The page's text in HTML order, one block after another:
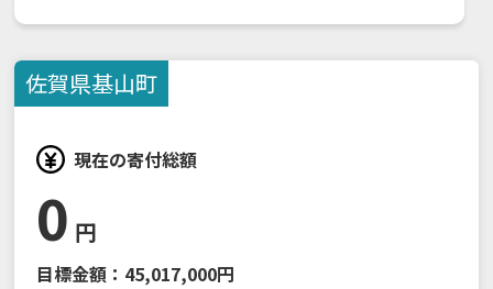
佐賀県基山町
現在の寄付総額
0 円
目標金額： 45,017,000円